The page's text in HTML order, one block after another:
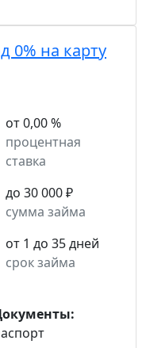
0% на карту
от 0,00 %
процентная
ставка
до 30 000 ₽
сумма займа
от 1 до 35 дней
срок займа